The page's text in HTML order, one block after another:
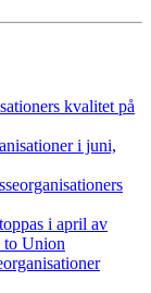
kvalitet på
i juni,
i april av
to Union